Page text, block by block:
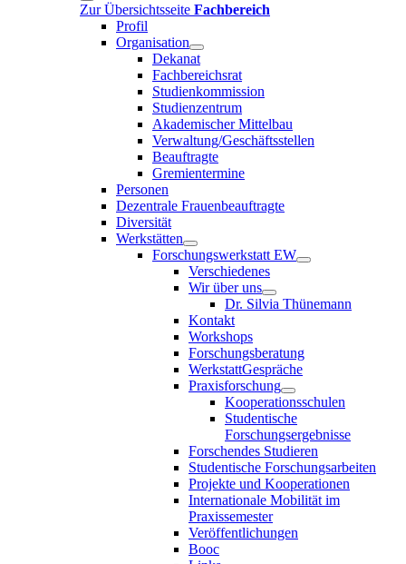
Zur Übersichtsseite Fachbereich
Profil
Organisation
Dekanat
Fachbereichsrat
Studienkommission
Studienzentrum
Akademischer Mittelbau
Verwaltung/Geschäftsstellen
Beauftragte
Gremientermine
Personen
Dezentrale Frauenbeauftragte
Diversität
Werkstätten
Forschungswerkstatt EW
Verschiedenes
Wir über uns
Dr. Silvia Thünemann
Kontakt
Workshops
Forschungsberatung
WerkstattGespräche
Praxisforschung
Kooperationsschulen
Studentische
Forschungsergebnisse
Forschendes Studieren
Studentische Forschungsarbeiten
Projekte und Kooperationen
Internationale Mobilität im
Praxissemester
Veröffentlichungen
Booc